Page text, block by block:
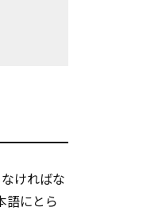
ければな
語にとら